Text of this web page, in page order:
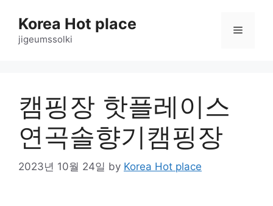
content
Korea Hot place
jigeumssolki
Menu
캠핑장 핫플레이스
연곡솔향기캠핑장
2023년 10월 24일 by Korea Hot place